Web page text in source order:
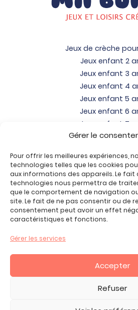
Gérer le
Pour offrir les meilleures expériences,
technologies telles que les cookies
aux informations des appareils. Le fait
technologies nous permettra de
que le comportement de navigation ou
site. Le fait de ne pas consentir ou de
consentement peut avoir un effet
caractéristiques et fonctions.
Gérer les services
Accepter
Refuser
Jeux de crèche
Jeux enfant 2
Jeux enfant 3
Jeux enfant 4
Jeux enfant 5
Jeux enfant 6
Jeux enfant 7
Jeux enfant 8
Jeux enfant 10
Jeux enfant 11
Jeux enfant 12
Tous nos
Promos jeux de
Mon compte
CGV